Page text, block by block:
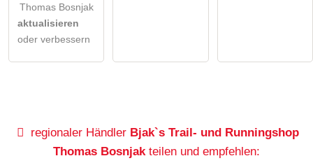
Thomas Bosnjak
aktualisieren
oder verbessern
regionaler Händler Bjak`s Trail- und Runningshop
Thomas Bosnjakteilen und empfehlen: